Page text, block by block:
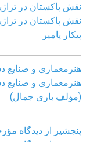
نقش پاکستان در
نقش پاکستان در
پیکار پامیر
هنرمعماری و صنایع
هنرمعماری و صنایع
(مؤلف باری جمال)
پنجشیر از دیدگاه